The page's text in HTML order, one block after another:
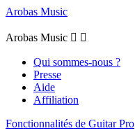
Arobas Music
Arobas Music  
Qui sommes-nous ?
Presse
Aide
Affiliation
Fonctionnalités de Guitar Pro